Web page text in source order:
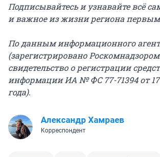
Подписывайтесь и узнавайте всё
и важное из жизни региона
По данным информационного
(зарегистрировано
свидетельство о регистрации
информации ИА № ФС 77-71394 от 17
года).
Александр Хамраев
Корреспондент